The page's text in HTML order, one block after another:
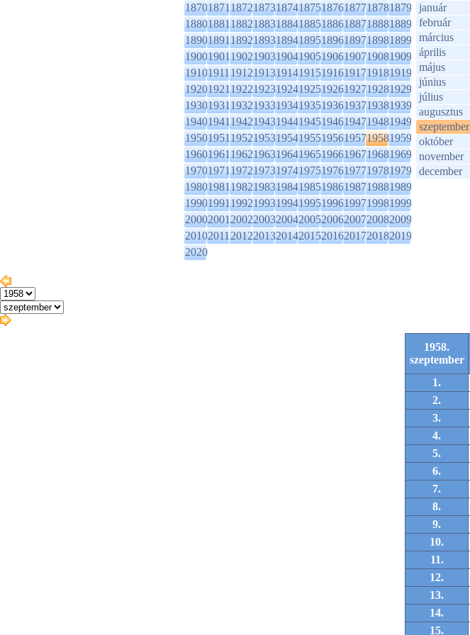
1870187118721873187418751876187718781879
1880188118821883188418851886188718881889
1890189118921893189418951896189718981899
1900190119021903190419051906190719081909
1910191119121913191419151916191719181919
1920192119221923192419251926192719281929
1930193119321933193419351936193719381939
1940194119421943194419451946194719481949
1950195119521953195419551956195719581959
1960196119621963196419651966196719681969
1970197119721973197419751976197719781979
1980198119821983198419851986198719881989
1990199119921993199419951996199719981999
2000200120022003200420052006200720082009
2010201120122013201420152016201720182019
2020
január
február
március
április
május
június
július
augusztus
szeptember
október
november
december
1958.
szeptember
1.
2.
3.
4.
5.
6.
7.
8.
9.
10.
11.
12.
13.
14.
15.